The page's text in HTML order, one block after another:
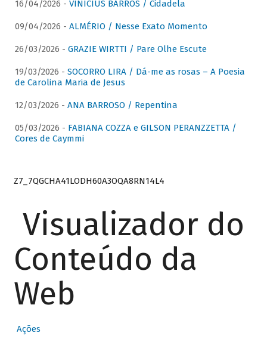
16/04/2026 - VINÍCIUS BARROS / Cidadela
09/04/2026 - ALMÉRIO / Nesse Exato Momento
26/03/2026 - GRAZIE WIRTTI / Pare Olhe Escute
19/03/2026 - SOCORRO LIRA / Dá-me as rosas – A Poesia
de Carolina Maria de Jesus
12/03/2026 - ANA BARROSO / Repentina
05/03/2026 - FABIANA COZZA e GILSON PERANZZETTA /
Cores de Caymmi
Z7_7QGCHA41LODH60A3OQA8RN14L4
Visualizador do
Conteúdo da
Web
Ações